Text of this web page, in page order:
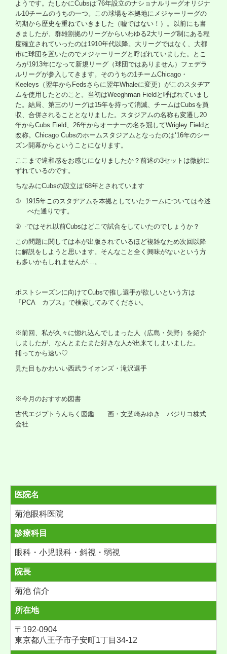
ようです。たしかにCubsは‘76年設立のナショナルリーグオリジナ
ル10チームのうちの一つ。この球場を本拠地にメジャーリーグの
初期から歴史を重ねていきました（嘘ではない！）。以前にも書
きましたが、群雄割拠のリーグからいわゆる2大リーグ制にある程
度確立されていったのは1910年代以降。大リーグではなく、大都
市に球団を置いたのでメジャーリーグと呼ばれていました。とこ
ろが1913年になって新規リーグ（球団ではありません）フェデラ
ルリーグが参入してきます。そのうちの1チームChicago ・
Keeleys （翌年から Fedsさらに翌年Whaleに変更）がこのスタヂア
ムを使用したとのこと。当初はWeeghman Fieldと呼ばれていまし
た。結局、第三のリーグは15年を持って消滅、チームはCubsを買
収、合併されることとなりました。スタジアムの名称も変遷し 20
年からCubs Field 26年からオーナーの名を冠してWrigley Fieldと
改称。 Chicago Cubsのホームスタジアムとなったのは‘16年のシー
ズン開幕からということになります。
ここまで違和感をお感じになりましたか？前述の3セットは微妙に
ずれているのです。
ちなみにCubsの設立は‘68年とされています
①
1915年このスタヂアムを本拠としていたチームについては今述
べた通りです。
②
ではそれ以前Cubsはどこで試合をしていたのでしょうか？
この問題に関しては本が出版されているほど複雑なため次回以降
に解説をしようと思います。そんなこと全く興味がないという方
も多いかもしれませんが…。
ポストシーズンに向けてCubsで推し選手が欲しいという方は
『PCA カブス』で検索してみてください。
※前回、私が久々に惚れ込んでしまった人（広島・矢野）を紹介
しましたが、なんとまたまた好きな人が出来てしまいました。
捕ってから速い♡
見た目もかわいい西武ライオンズ・滝沢選手
※今月のおすすめ図書
古代エジプトうんちく図鑑 画・文芝崎みゆき バジリコ株式
会社
医院名
菊池眼科医院
診療科目
眼科・小児眼科・斜視・弱視
院長
菊池 信介
所在地
〒192-0904
東京都八王子市子安町1丁目34-12